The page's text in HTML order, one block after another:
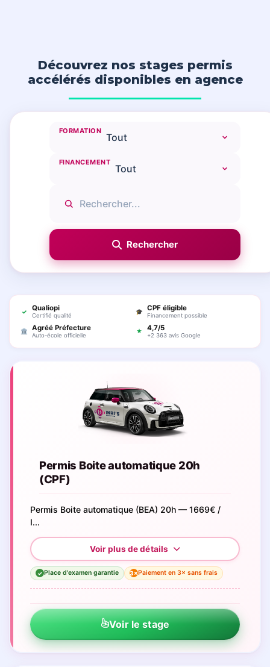
Découvrez nos stages permis
accélérés disponibles en agence
FORMATION
FINANCEMENT
✓ Qualiopi
Certifié qualité
🎓 CPF éligible
Financement possible
🏛 Agréé Préfecture
Auto-école officielle
★ 4,7/5
+2 363 avis Google
Permis Boite automatique 20h
(CPF)
Permis Boite automatique (BEA) 20h — 1669€ /
I...
✓ Place d'examen garantie 3×Paiement en 3× sans frais
Voir le stage